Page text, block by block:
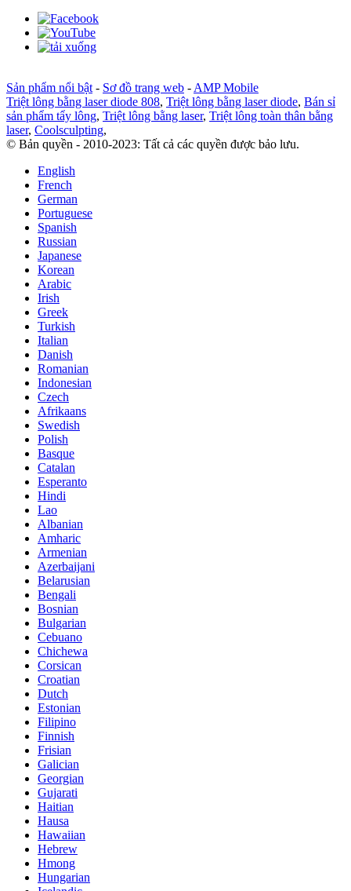
Sản phẩm nổi bật - Sơ đồ trang web - AMP Mobile
Triệt lông bằng laser diode 808, Triệt lông bằng laser diode, Bán sỉ
sản phẩm tẩy lông, Triệt lông bằng laser, Triệt lông toàn thân bằng
laser, Coolsculpting,
© Bản quyền - 2010-2023: Tất cả các quyền được bảo lưu.
English
French
German
Portuguese
Spanish
Russian
Japanese
Korean
Arabic
Irish
Greek
Turkish
Italian
Danish
Romanian
Indonesian
Czech
Afrikaans
Swedish
Polish
Basque
Catalan
Esperanto
Hindi
Lao
Albanian
Amharic
Armenian
Azerbaijani
Belarusian
Bengali
Bosnian
Bulgarian
Cebuano
Chichewa
Corsican
Croatian
Dutch
Estonian
Filipino
Finnish
Frisian
Galician
Georgian
Gujarati
Haitian
Hausa
Hawaiian
Hebrew
Hmong
Hungarian